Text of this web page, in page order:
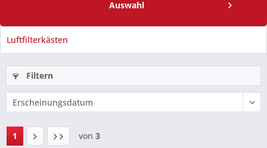
Auswahl
Luftfilterkästen
Filtern
1 von 3